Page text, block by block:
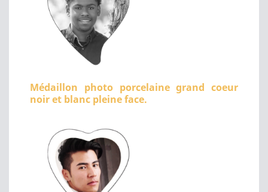
Médaillon photo porcelaine grand coeur
noir et blanc pleine face.